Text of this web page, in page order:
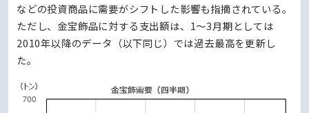
などの投資商品に需要がシフトした影響も指摘されている。
ただし、金宝飾品に対する支出額は、1～3月期としては
2010年以降のデータ（以下同じ）では過去最高を更新し
た。